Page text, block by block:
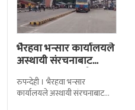
भैरहवा भन्सार कार्यालयले
अस्थायी संरचनाबाट
अत्यावश्यक सामाग्री
ल्याउदै
रुपन्देही । भैरहवा भन्सार
कार्यालयले अस्थायी संरचनाबाट
नेपालका लागि अत्यावश्यक
सामाग्रीहरु भित्र्याउन शुुरु गरेको छ ।
जिल्ला सुरक्षा समितिले बिहिबार